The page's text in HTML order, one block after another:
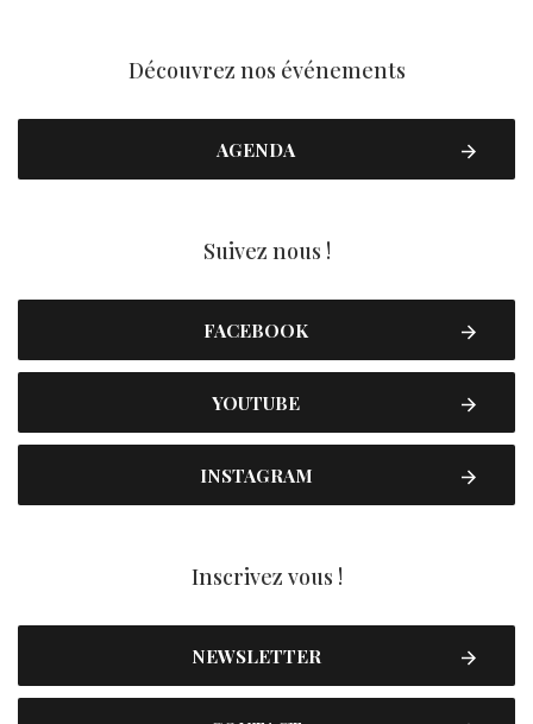
Découvrez nos événements
AGENDA
Suivez nous !
FACEBOOK
YOUTUBE
INSTAGRAM
Inscrivez vous !
NEWSLETTER